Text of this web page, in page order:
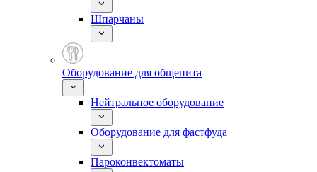
Шпарчаны
Оборудование для общепита
Нейтральное оборудование
Оборудование для фастфуда
Пароконвектоматы